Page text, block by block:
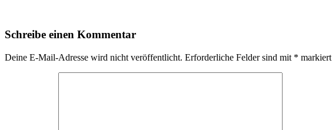
Schreibe einen Kommentar
Deine E-Mail-Adresse wird nicht veröffentlicht. Erforderliche Felder sind mit * markiert